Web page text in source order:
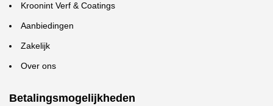
Kroonint Verf & Coatings
Aanbiedingen
Zakelijk
Over ons
Betalingsmogelijkheden